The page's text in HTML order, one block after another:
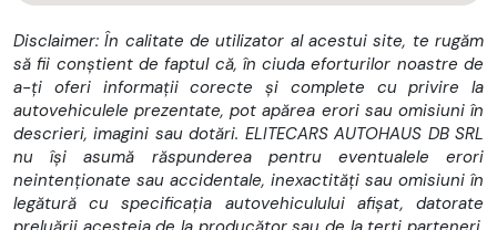
DIFERENTIAL / TRANSMISIE.
#Asistenta rutiera gratuita pana la un centru service, in caz
de defectiune.
#Posibilitate incheiere garantie extinsa pana la 3 ani, fara
limita de kilometrii.
KILOMETRII CERTIFICATI JURIDIC-se vor nota pe factura de
vanzare.
Factura se va emite in lei la cursul Bancii Transilvania, din ziua
Disclaimer: În calitate de utilizator al acestui site, te rugăm
să fii conștient de faptul că, în ciuda eforturilor noastre de
a-ți oferi informații corecte și complete cu privire la
autovehiculele prezentate, pot apărea erori sau omisiuni în
descrieri, imagini sau dotări. ELITECARS AUTOHAUS DB SRL
nu își asumă răspunderea pentru eventualele erori
neintenționate sau accidentale, inexactități sau omisiuni în
legătură cu specificația autovehiculului afișat, datorate